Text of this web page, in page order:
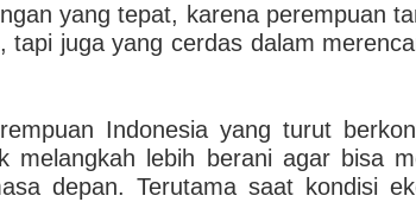
yang tepat, karena perempuan
tapi juga yang cerdas dalam
Indonesia yang turut
melangkah lebih berani agar bisa
depan. Terutama saat kondisi